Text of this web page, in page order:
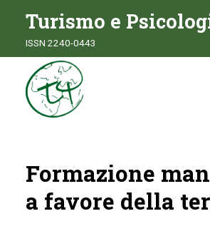
Turismo e
ISSN 2240-0443
Formazione
a favore della